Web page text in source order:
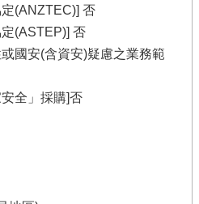
(ANZTEC)] 否
(ASTEP)] 否
國安(含資安)疑慮之業務範
全」採購]否